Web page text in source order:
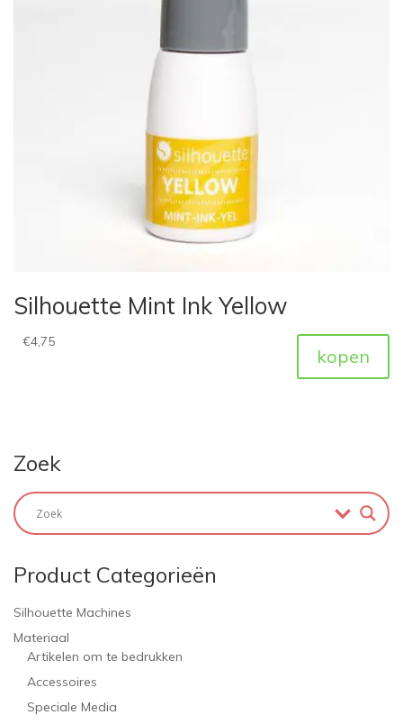
Silhouette Mint Ink Yellow
€4,75
kopen
Zoek
Product Categorieën
Silhouette Machines
Materiaal
Artikelen om te bedrukken
Accessoires
Speciale Media